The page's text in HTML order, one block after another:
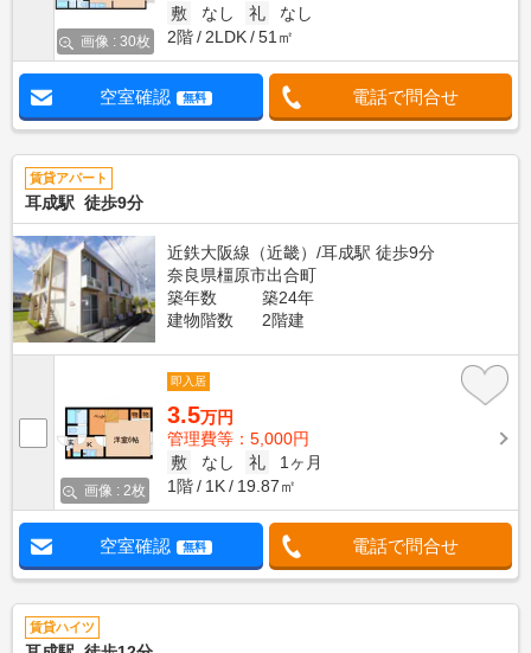
画像 : 30枚
敷
なし 礼
なし
2階
2LDK 51㎡
空室確認 無料 電話で問合せ
賃貸アパート
耳成駅 徒歩9分
近鉄大阪線（近畿）/耳成駅 徒歩9分
奈良県橿原市出合町
築年数
築24年
建物階数
2階建
画像 : 2枚
即入居
3.5万円
管理費等：5,000円
敷
なし 礼
1ヶ月
1階
1K 19.87㎡
空室確認 無料 電話で問合せ
賃貸ハイツ